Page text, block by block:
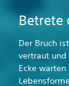
Betrete
Der Bruch
vertraut
Ecke